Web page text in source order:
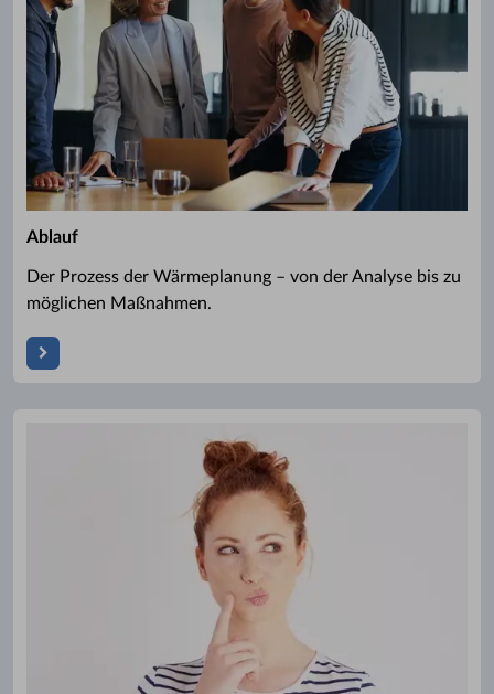
Ablauf
Der Prozess der Wärmeplanung – von der Analyse bis zu
möglichen Maßnahmen.